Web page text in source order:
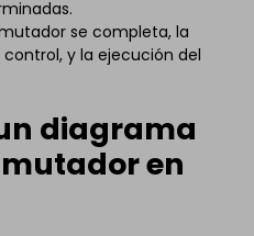
se completa, la
y la ejecución del
diagrama
en